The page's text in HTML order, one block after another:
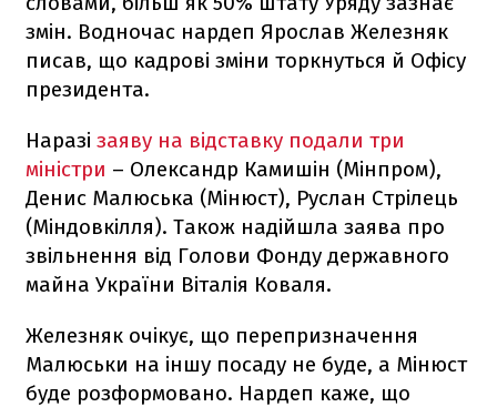
змін. Водночас нардеп Ярослав Железняк
писав, що кадрові зміни торкнуться й Офісу
президента.
Наразі заяву на відставку подали три
міністри – Олександр Камишін (Мінпром),
Денис Малюська (Мінюст), Руслан Стрілець
(Міндовкілля). Також надійшла заява про
звільнення від Голови Фонду державного
майна України Віталія Коваля.
Железняк очікує, що перепризначення
Малюськи на іншу посаду не буде, а Мінюст
буде розформовано. Нардеп каже, що